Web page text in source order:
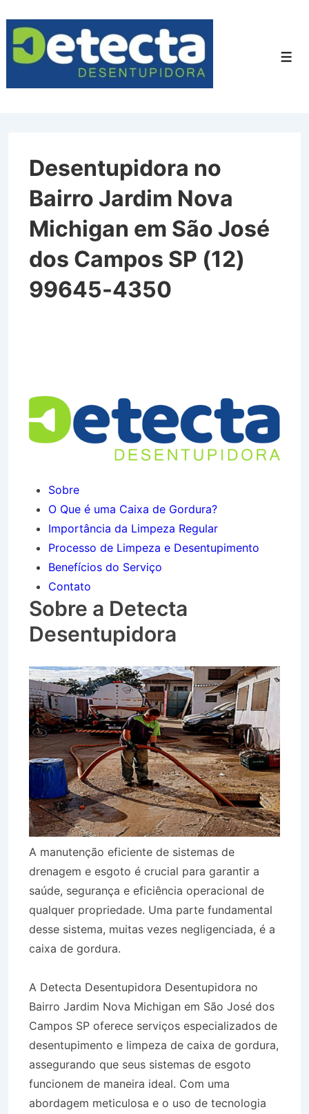
para
Conteúdo
Desentupidora no
Bairro Jardim Nova
Michigan em São José
dos Campos SP (12)
99645-4350
Sobre
O Que é uma Caixa de Gordura?
Importância da Limpeza Regular
Processo de Limpeza e Desentupimento
Benefícios do Serviço
Contato
Sobre a Detecta
Desentupidora
A manutenção eficiente de sistemas de
drenagem e esgoto é crucial para garantir a
saúde, segurança e eficiência operacional de
qualquer propriedade. Uma parte fundamental
desse sistema, muitas vezes negligenciada, é a
caixa de gordura.
A Detecta Desentupidora Desentupidora no
Bairro Jardim Nova Michigan em São José dos
Campos SP oferece serviços especializados de
desentupimento e limpeza de caixa de gordura,
assegurando que seus sistemas de esgoto
funcionem de maneira ideal. Com uma
abordagem meticulosa e o uso de tecnologia